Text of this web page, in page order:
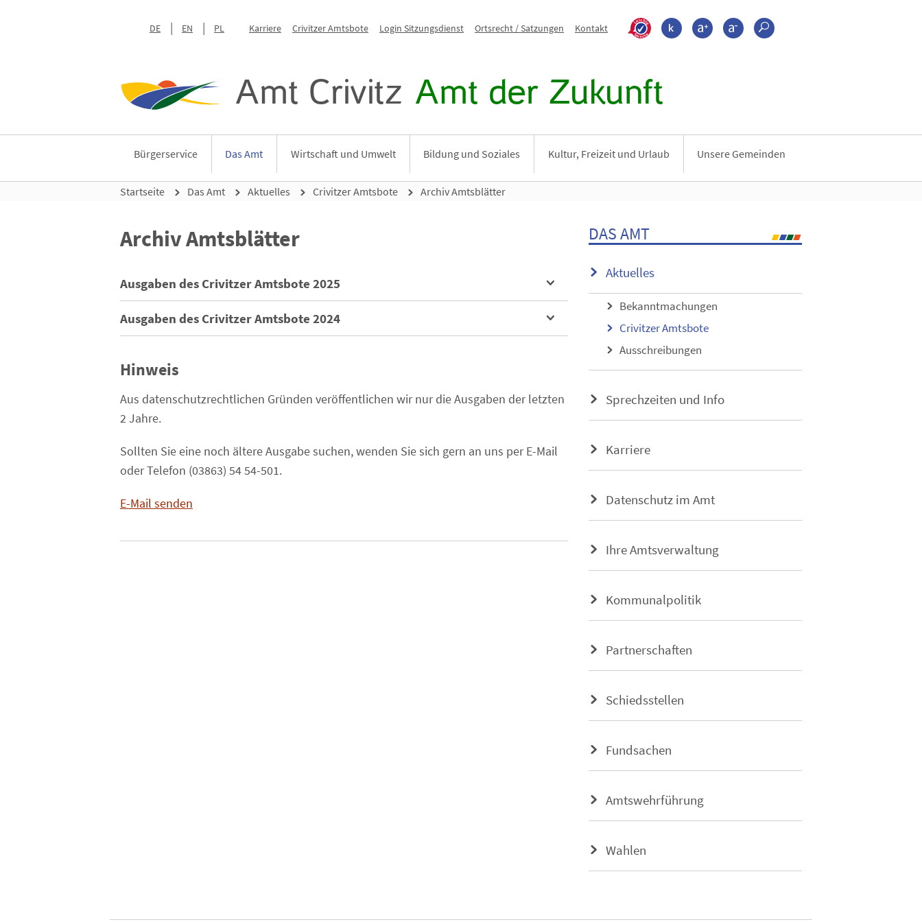
DE EN PL Karriere Crivitzer Amtsbote Login Sitzungsdienst Ortsrecht / Satzungen Kontakt >???leichte_sprache???
KontrastSchrift größerSchrift kleiner
Suche
Amt Crivitz Amt der Zukunft
Bürgerservice Das Amt Wirtschaft und Umwelt Bildung und Soziales Kultur, Freizeit und Urlaub Unsere Gemeinden
Startseite Das Amt Aktuelles Crivitzer Amtsbote Archiv Amtsblätter
Archiv Amtsblätter
Ausgaben des Crivitzer Amtsbote 2025
Ausgaben des Crivitzer Amtsbote 2024
Hinweis
Aus datenschutzrechtlichen Gründen veröffentlichen wir nur die Ausgaben der letzten
2 Jahre.
Sollten Sie eine noch ältere Ausgabe suchen, wenden Sie sich gern an uns per E-Mail
oder Telefon (03863) 54 54-501.
E-Mail senden
DAS AMT
Aktuelles
Bekanntmachungen
Crivitzer Amtsbote
Ausschreibungen
Sprechzeiten und Info
Karriere
Datenschutz im Amt
Ihre Amtsverwaltung
Kommunalpolitik
Partnerschaften
Schiedsstellen
Fundsachen
Amtswehrführung
Wahlen